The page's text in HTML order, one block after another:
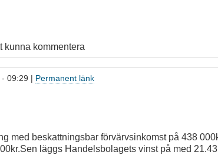
kunna kommentera
09:29 | Permanent länk
med beskattningsbar förvärvsinkomst på 438
läggs Handelsbolagets vinst på med